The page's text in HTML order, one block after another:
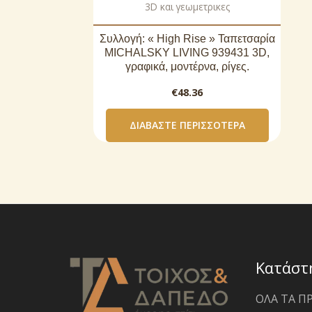
3D και γεωμετρικες
Συλλογή: « High Rise » Ταπετσαρία
MICHALSKY LIVING 939431 3D,
γραφικά, μοντέρνα, ρίγες.
€48.36
ΔΙΑΒΆΣΤΕ ΠΕΡΙΣΣΌΤΕΡΑ
ΟΛΑ ΤΑ